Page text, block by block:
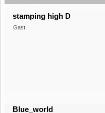
stamping high D
Gast
Blue_world